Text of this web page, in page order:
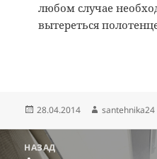
любом случае
вытереться
Опубликовано
28.04.2014 Автор
santehnika24
Навигация
НАЗАД